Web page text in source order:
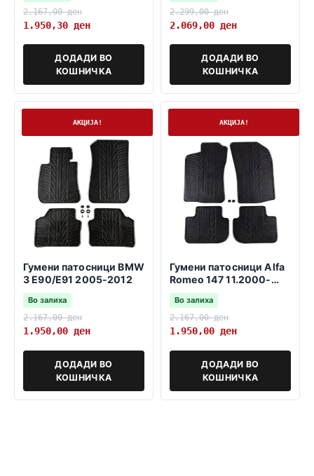
2.167,00ден
1.950,30 ден
ДОДАДИ ВО
КОШНИЧКА
2.299,00ден
2.069,00 ден
ДОДАДИ ВО
КОШНИЧКА
АКЦИЈА!
Гумени патосници BMW
3 E90/E91 2005-2012
Во залиха
2.167,00ден
1.950,00 ден
ДОДАДИ ВО
КОШНИЧКА
АКЦИЈА!
Гумени патосници Alfa
Romeo 147 11.2000-
03.2010
Во залиха
2.167,00ден
1.950,00 ден
ДОДАДИ ВО
КОШНИЧКА